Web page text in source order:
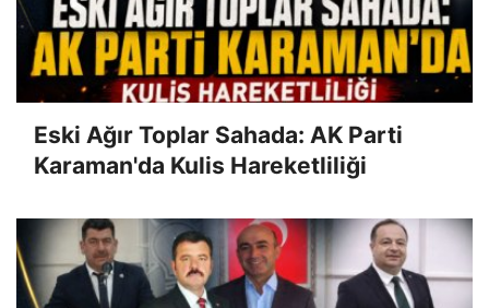
Eski Ağır Toplar Sahada: AK Parti
Karaman'da Kulis Hareketliliği